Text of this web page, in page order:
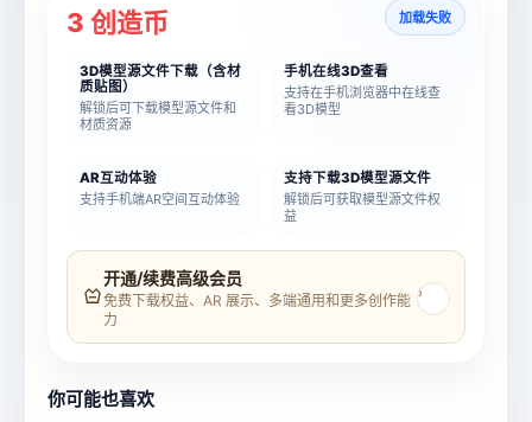
模型名称
3 创造币 加载失败
3D模型源文件下载（含材
质贴图）
解锁后可下载模型源文件和
材质资源
手机在线3D查看
支持在手机浏览器中在线查
看3D模型
AR互动体验
支持手机端AR空间互动体验
支持下载3D模型源文件
解锁后可获取模型源文件权
益
开通/续费高级会员
免费下载权益、AR 展示、多端通用和更多创作能
力
›
你可能也喜欢